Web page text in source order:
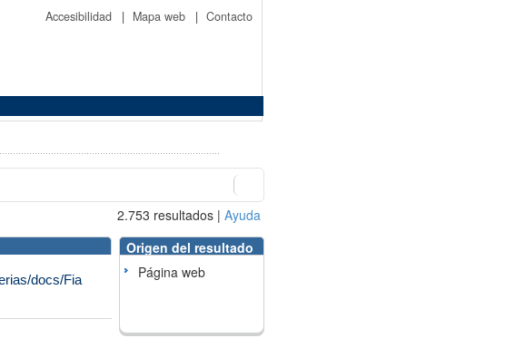
Accesibilidad | Mapa web | Contacto
2.753 resultados | Ayuda
docs/Fia
Origen del resultado
Página web